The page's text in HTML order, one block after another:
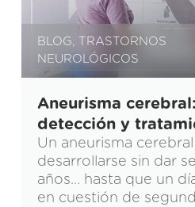
BLOG,
TRASTORNOS
NEUROLÓGICOS
Aneurisma
detección y
Un aneurisma
desarrollarse sin dar
años… hasta que un
en cuestión de